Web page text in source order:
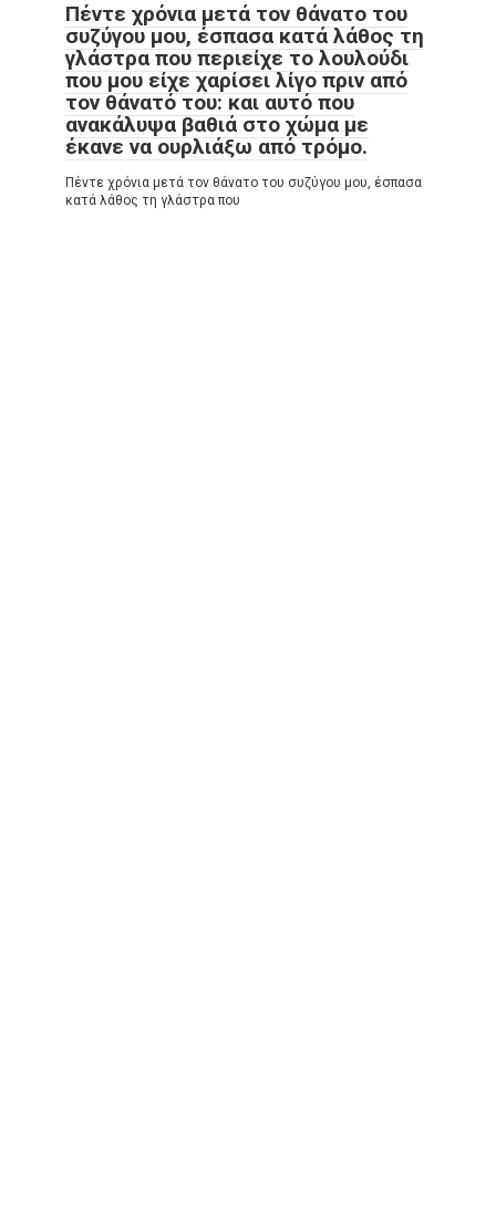
Πέντε χρόνια μετά τον θάνατο του
συζύγου μου, έσπασα κατά λάθος τη
γλάστρα που περιείχε το λουλούδι
που μου είχε χαρίσει λίγο πριν από
τον θάνατό του: και αυτό που
ανακάλυψα βαθιά στο χώμα με
έκανε να ουρλιάξω από τρόμο.
Πέντε χρόνια μετά τον θάνατο του συζύγου μου, έσπασα
κατά λάθος τη γλάστρα που